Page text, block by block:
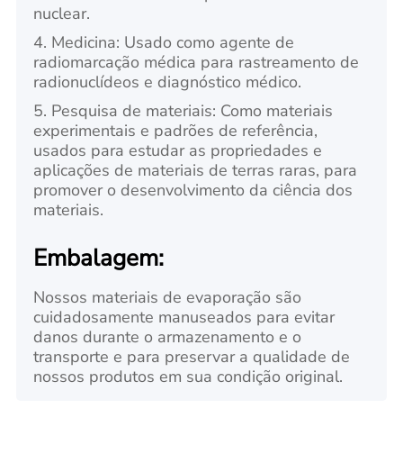
nuclear.
4. Medicina: Usado como agente de
radiomarcação médica para rastreamento de
radionuclídeos e diagnóstico médico.
5. Pesquisa de materiais: Como materiais
experimentais e padrões de referência,
usados para estudar as propriedades e
aplicações de materiais de terras raras, para
promover o desenvolvimento da ciência dos
materiais.
Embalagem:
Nossos materiais de evaporação são
cuidadosamente manuseados para evitar
danos durante o armazenamento e o
transporte e para preservar a qualidade de
nossos produtos em sua condição original.